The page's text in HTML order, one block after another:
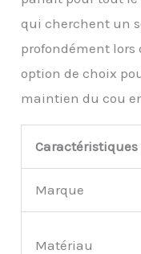
qui cherchent un
profondément lors
option de choix
maintien du cou
Caractéristiques
Marque
Matériau